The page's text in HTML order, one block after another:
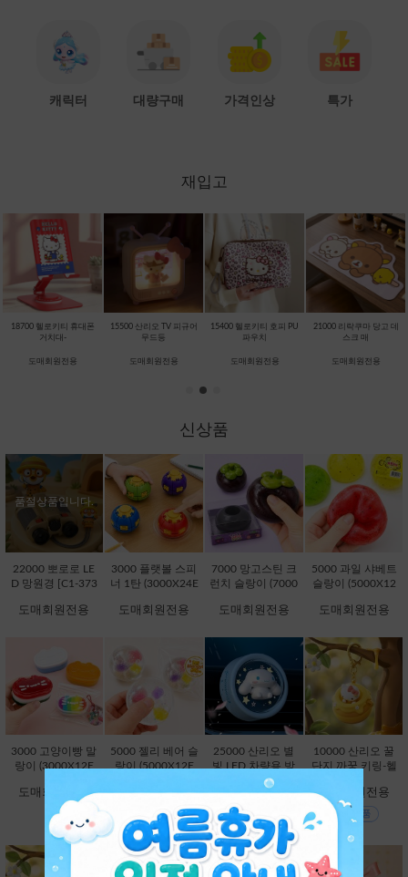
캐릭터 대량구매 가격인상 특가
재입고
18700 헬로키티 휴대폰
거치대-
도매회원전용
15500 산리오 TV 피규어
무드등
도매회원전용
15400 헬로키티 호피 PU
파우치
도매회원전용
21000 리락쿠마 당고 데
스크 매
도매회원전용
신상품
품절상품입니다.
22000 뽀로로 LE
D 망원경 [C1-373
도매회원전용
3000 플랫볼 스피
너 1탄 (3000X24E
도매회원전용
7000 망고스틴 크
런치 슬랑이 (7000
17]
도매회원전용
5000 과일 샤베트
슬랑이 (5000X12
도매회원전용
3000 고양이빵 말
랑이 (3000X12E
도매회원전용
5000 젤리 베어 슬
랑이 (5000X12E
도매회원전용
25000 산리오 별
빛 LED 차량용 방
향제-시나모롤 [C
1-113430]
도매회원전용
10000 산리오 꿀
단지 까꿍 키링-헬
도매회원전용